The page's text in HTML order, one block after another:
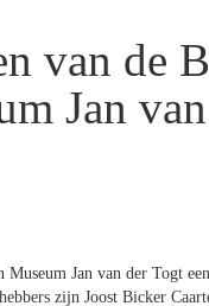
van de
Jan
Jan van der Togt
zijn Joost Bicker